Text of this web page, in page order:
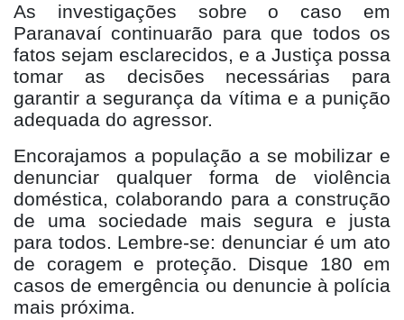
As investigações sobre o caso em
Paranavaí continuarão para que todos os
fatos sejam esclarecidos, e a Justiça possa
tomar as decisões necessárias para
garantir a segurança da vítima e a punição
adequada do agressor.
Encorajamos a população a se mobilizar e
denunciar qualquer forma de violência
doméstica, colaborando para a construção
de uma sociedade mais segura e justa
para todos. Lembre-se: denunciar é um ato
de coragem e proteção. Disque 180 em
casos de emergência ou denuncie à polícia
mais próxima.